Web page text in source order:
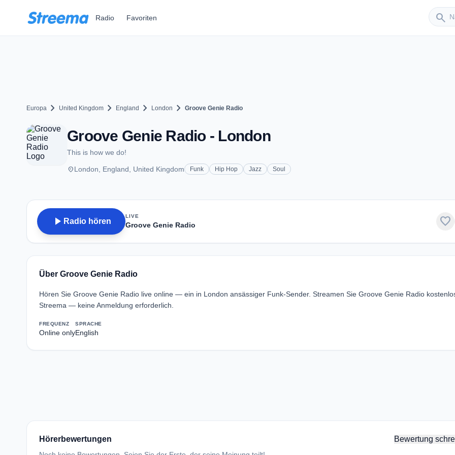
Radio Favoriten search
Sender
Europa chevron_right United Kingdom chevron_right England chevron_right London chevron_right Groove Genie Radio
Groove Genie Radio - London
This is how we do!
placeLondon, England, United Kingdom Funk Hip Hop Jazz Soul
play_arrow Radio hören
LIVE
Groove Genie Radio favorite
Über Groove Genie Radio
Hören Sie Groove Genie Radio live online — ein in London ansässiger Funk-Sender. Streamen Sie Groove Genie Radio
Streema — keine Anmeldung erforderlich.
FREQUENZ
Online only
SPRACHE
English
Hörerbewertungen Bewertung